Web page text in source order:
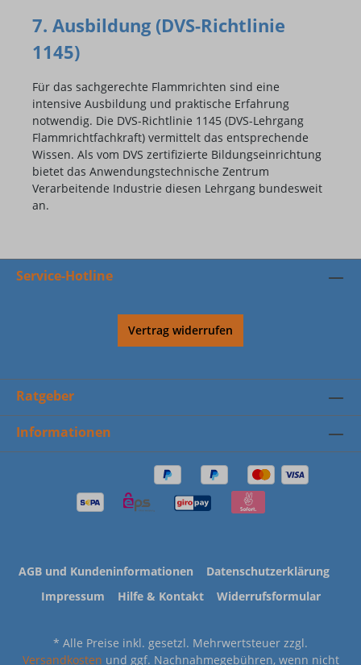
7. Ausbildung (DVS-Richtlinie
1145)
Für das sachgerechte Flammrichten sind eine
intensive Ausbildung und praktische Erfahrung
notwendig. Die DVS-Richtlinie 1145 (DVS-Lehrgang
Flammrichtfachkraft) vermittelt das entsprechende
Wissen. Als vom DVS zertifizierte Bildungseinrichtung
bietet das Anwendungstechnische Zentrum
Verarbeitende Industrie diesen Lehrgang bundesweit
an.
Service-Hotline
Vertrag widerrufen
Ratgeber
Informationen
AGB und Kundeninformationen
Datenschutzerklärung
Impressum
Hilfe & Kontakt Widerrufsformular
* Alle Preise inkl. gesetzl. Mehrwertsteuer zzgl.
Versandkosten und ggf. Nachnahmegebühren, wenn nicht